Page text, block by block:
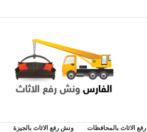
رفع الاثاث بالمحافظات ونش رفع الاثاث بالجيزة